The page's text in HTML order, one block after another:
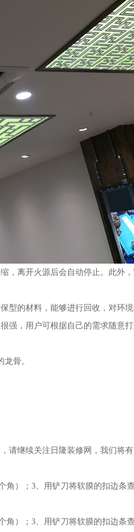
，离开火源后会自动停止。此外
的材料，能够进行回收，对环境
强，用户可根据自己的需求随意打
骨。
继续关注日隆装修网，我们将有
角）；3、用铲刀将软膜的扣边条
角）；3、用铲刀将软膜的扣边条